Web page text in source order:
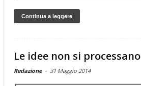
Continua a leggere
Le idee non si processano
Redazione - 31 Maggio 2014